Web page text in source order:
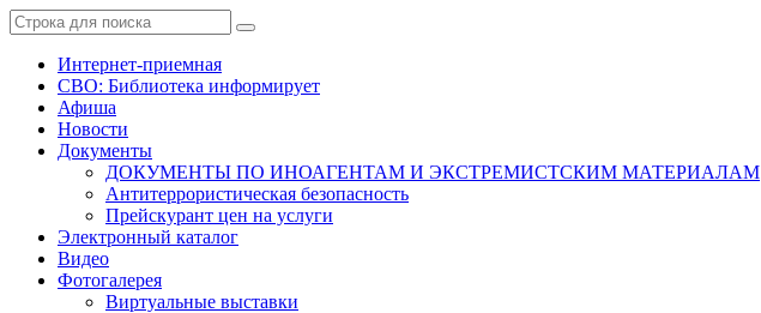
Интернет-приемная
СВО: Библиотека информирует
Афиша
Новости
Документы
ДОКУМЕНТЫ ПО ИНОАГЕНТАМ И ЭКСТРЕМИСТСКИМ МАТЕРИАЛАМ
Антитеррористическая безопасность
Прейскурант цен на услуги
Электронный каталог
Видео
Фотогалерея
Виртуальные выставки